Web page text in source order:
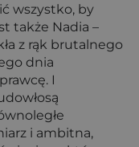
wszystko, by
także Nadia –
z rąk brutalnego
dnia
I
i ambitna,